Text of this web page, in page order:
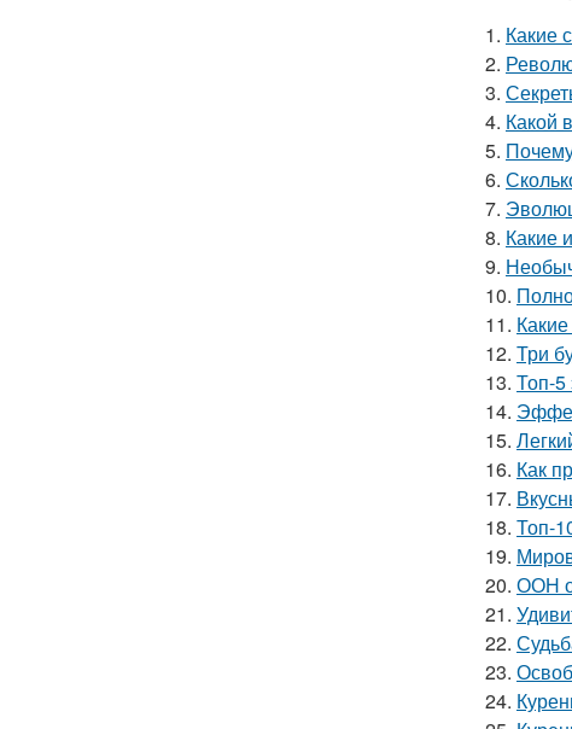
1. Какие
2.
3.
4. Какой
5.
6.
7.
8. Какие
9.
10.
11.
12. Три
13. Топ-5
14.
15.
16. Как
17.
18. Топ-
19.
20. ООН
21.
22.
23.
24.